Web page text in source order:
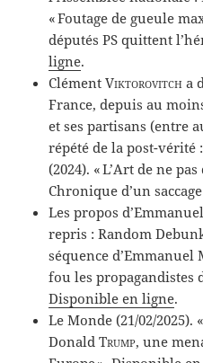
« Foutage de gueule
députés PS quittent
ligne.
ClémentViktorovitch a
France, depuis au
et ses partisans (entre
répété de la post-vérité
(2024). « L’Art de ne
Chronique d’un
Les propos
repris : Random
séquence d’Emmanuel
fou les propagandistes
Disponible en ligne.
Le Monde (21/02/2025).
DonaldTrump, une